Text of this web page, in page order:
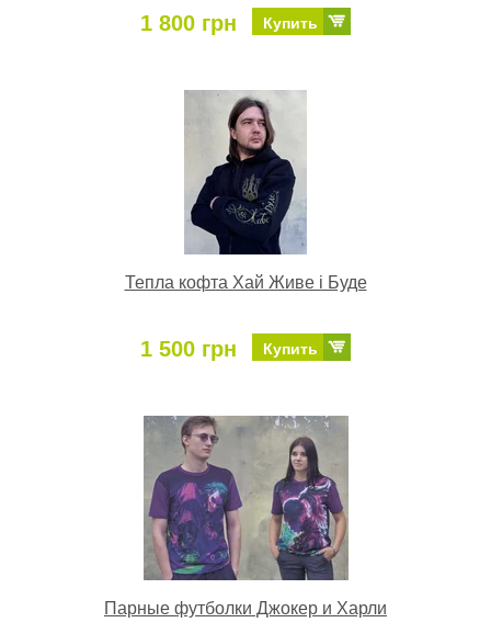
1 800 грн Купить
Тепла кофта Хай Живе і Буде
1 500 грн Купить
Парные футболки Джокер и Харли